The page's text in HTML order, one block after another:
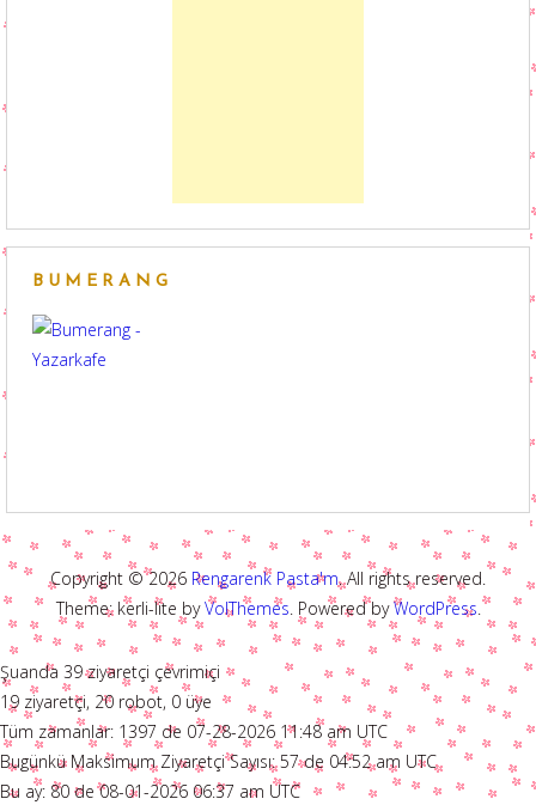
BUMERANG
Copyright © 2026 Rengarenk Pasta'm. All rights reserved.
Theme: kerli-lite byVolThemes . Powered byWordPress
Şuanda 39 ziyaretçi çevrimiçi
19 ziyaretçi, 20 robot, 0 üye
Tüm zamanlar: 1397 de 07-28-2026 11:48 am UTC
Bugünkü Maksimum Ziyaretçi Sayısı: 57 de 04:52 am UTC
Bu ay: 80 de 08-01-2026 06:37 am UTC